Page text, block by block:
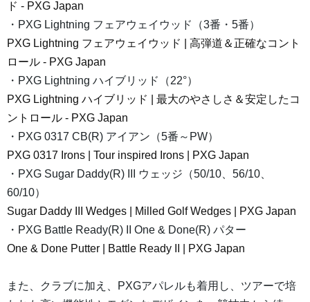
ド - PXG Japan
・PXG Lightning フェアウェイウッド（3番・5番）
PXG Lightning フェアウェイウッド | 高弾道＆正確なコント
ロール - PXG Japan
・PXG Lightning ハイブリッド（22°）
PXG Lightning ハイブリッド | 最大のやさしさ＆安定したコ
ントロール - PXG Japan
・PXG 0317 CB(R) アイアン（5番～PW）
PXG 0317 Irons | Tour inspired Irons | PXG Japan
・PXG Sugar Daddy(R) III ウェッジ（50/10、56/10、
60/10）
Sugar Daddy III Wedges | Milled Golf Wedges | PXG Japan
・PXG Battle Ready(R) II One & Done(R) パター
One & Done Putter | Battle Ready II | PXG Japan
また、クラブに加え、PXGアパレルも着用し、ツアーで培